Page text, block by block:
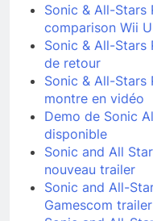
Sonic & All-Stars
comparison Wii
Sonic & All-Stars
de retour
Sonic & All-Stars
montre en vidéo
Demo de Sonic
disponible
Sonic and All
nouveau trailer
Sonic and All-
Gamescom trailer